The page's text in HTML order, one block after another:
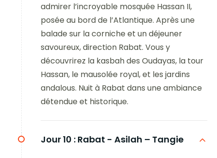
admirer l’incroyable mosquée Hassan II,
posée au bord de l’Atlantique. Après une
balade sur la corniche et un déjeuner
savoureux, direction Rabat. Vous y
découvrirez la kasbah des Oudayas, la tour
Hassan, le mausolée royal, et les jardins
andalous. Nuit à Rabat dans une ambiance
détendue et historique.
Jour 10 : Rabat - Asilah – Tangie